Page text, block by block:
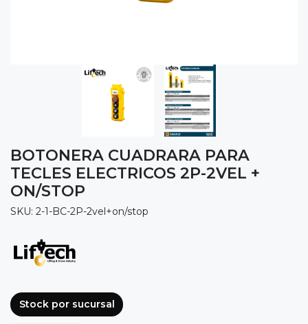
BOTONERA CUADRARA PARA
TECLES ELECTRICOS 2P-2VEL +
ON/STOP
SKU: 2-1-BC-2P-2vel+on/stop
Stock por sucursal